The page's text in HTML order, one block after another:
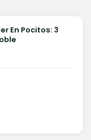
VENTA
En Pocitos: 3